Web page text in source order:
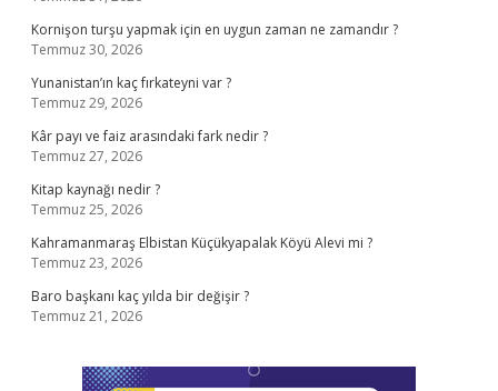
Kornişon turşu yapmak için en uygun zaman ne zamandır ?
Temmuz 30, 2026
Yunanistan’ın kaç fırkateyni var ?
Temmuz 29, 2026
Kâr payı ve faiz arasındaki fark nedir ?
Temmuz 27, 2026
Kitap kaynağı nedir ?
Temmuz 25, 2026
Kahramanmaraş Elbistan Küçükyapalak Köyü Alevi mi ?
Temmuz 23, 2026
Baro başkanı kaç yılda bir değişir ?
Temmuz 21, 2026